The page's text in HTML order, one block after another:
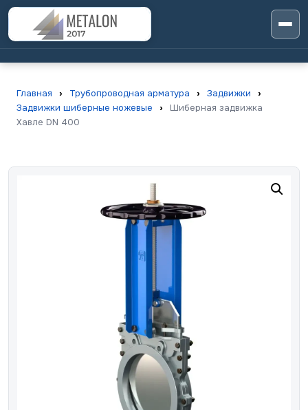
Главная › Трубопроводная арматура › Задвижки
›
Задвижки шиберные ножевые
›
Шиберная задвижка
Хавле DN 400